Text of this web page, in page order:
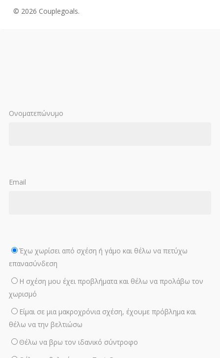
© 2026 Couplegoals.
Ονοματεπώνυμο
Email
Έχω χωρίσει από σχέση ή γάμο και θέλω να πετύχω
επανασύνδεση
Η σχέση μου έχει προβλήματα και θέλω να προλάβω τον
χωρισμό
Είμαι σε μια μακροχρόνια σχέση, έχουμε πρόβλημα και
θέλω να την βελτιώσω
Θέλω να βρω τον ιδανικό σύντροφο